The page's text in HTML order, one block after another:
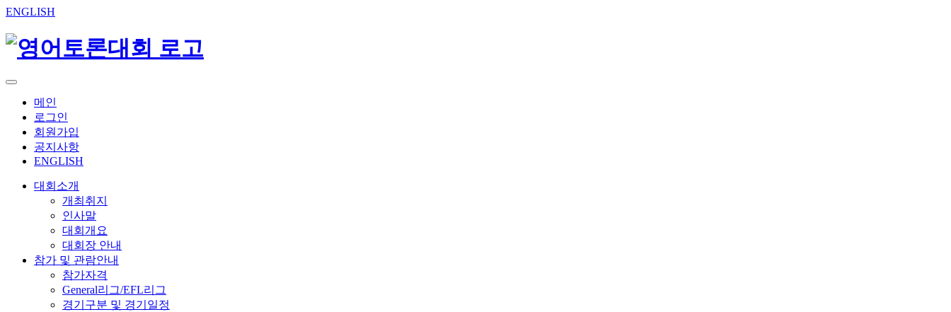
ENGLISH
메인
로그인
회원가입
공지사항
ENGLISH
대회소개
개최취지
인사말
대회개요
대회장 안내
참가 및 관람안내
참가자격
General리그/EFL리그
경기구분 및 경기일정